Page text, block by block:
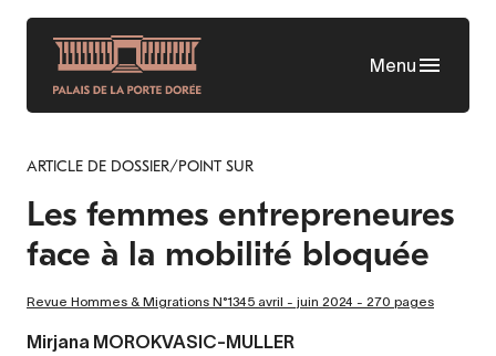
Aller
contenu
principal
Menu
ARTICLE DE DOSSIER/POINT SUR
Les femmes entrepreneures
face à la mobilité bloquée
Revue Hommes & Migrations N°1345 avril - juin 2024 - 270 pages
Mirjana MOROKVASIC-MULLER